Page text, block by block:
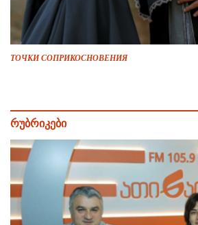
ТОЧКИ СОПРИКОСНОВЕНИЯ
რუბრიკები